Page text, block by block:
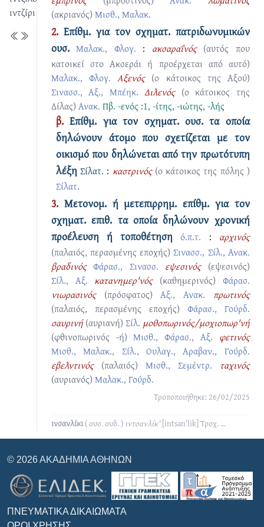
ιντζίρι
(ακριανός) Μισθ., Μαλακ.
2.Επίθμ. για τον σχηματ. πατριδωνυμικών
ουσ.Μαλακ., Φλογ. : ακσαραΐνός (αυτός που
κατοικεί στο Ακσεράι ή προέρχεται από αυτό)
Μαλακ., Φλογ. Αξενός (ο κάτοικος της Αξού)
Σινασσ., Αξ., Μπέηκ. Διλενός (ο κάτοικος της
Δίλας) Ανακ. Πβ. -ενός :1, -ίτης, -ιώτης, -λής
β.Επίθμ. για τον σχηματ. ουσ. τα οποία
δηλώνουν άτομο που σχετίζεται με τον
οικισμό που δηλώνεται από την πρωτότυπη
λέξηΣίλατ. : καστρινός (ο κάτοικος της πόλης )
Σίλατ.
3.Μετονομ. ή μετεπιρρημ. επίθμ. για τον
σχηματ. επιθ. τα οποία δηλώνουν χρονική
προέλευση ή τοποθέτησηό.π.τ. : αρχινός
(παλαιός, περασμένης εποχής)Σινασσ., Σίλ., Ανακ.
βραδινός Φάρασ., Σινασσ. εψεσινός (εψεσινός)
Σίλ., Αξ. κατανημερ'νός (καθημερινός) Φάρασ.
νιωρασινός
(πρόσφατος)Αξ., Ανακ.
πρωτινός
(παλαιός, περασμένης εποχής) Φάρασ., Γούρδ.
σαυρινή (αυριανή) Σίλ. μοθοπωρινός/μοχιοπωρ'νή
(φθινοπωρινός -ή)Μισθ., Φάρασ., Αξ. φετινός
Μισθ., Μαλακ., Σίλ., Ουλαγ., Αραβαν., Γούρδ.
εβελντινός (παλαιός) Μισθ., Σεμέντρ.
ταχινός
(αυριανός) Μαλακ., Γούρδ.
Τροποποιήθηκε: 26/02/2025
ινσανλίκι( ουσ. ουδ. ) ιντσανλίκ' [intsanˈlik] Τροχ. ...
© 2026 ΑΚΑΔΗΜΊΑ ΑΘΗΝΏΝ
ΠΝΕΥΜΑΤΙΚΆ ΔΙΚΑΙΏΜΑΤΑ